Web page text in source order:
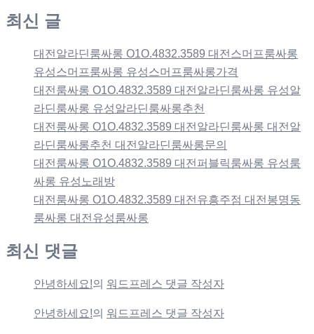
최신 글
대전알라딘룸싸롱 O1O.4832.3589 대전스머프룸싸롱
유성스머프룸싸롱 유성스머프룸싸롱가격
대전룸싸롱 O1O.4832.3589 대전알라딘룸싸롱 유성알
라딘룸싸롱 유성알라딘룸싸롱추천
대전룸싸롱 O1O.4832.3589 대전알라딘룸싸롱 대전알
라딘룸싸롱추천 대전알라딘룸싸롱문의
대전룸싸롱 O1O.4832.3589 대전퍼블릭룸싸롱 유성룸
싸롱 유성노래방
대전룸싸롱 O1O.4832.3589 대전유흥주점 대전봉명동
룸싸롱 대전유성룸싸롱
최신 댓글
안녕하세요!의 워드프레스 댓글 작성자
안녕하세요!의 워드프레스 댓글 작성자